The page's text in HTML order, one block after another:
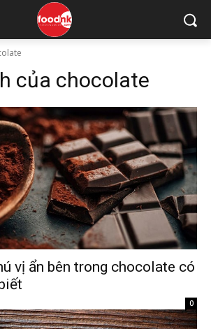
của chocolate
vị ẩn bên trong chocolate có
0